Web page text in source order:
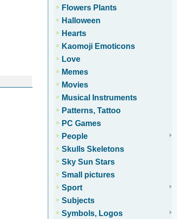
Flowers Plants
Halloween
Hearts
Kaomoji Emoticons
Love
Memes
Movies
Musical Instruments
Patterns, Tattoo
PC Games
People
Skulls Skeletons
Sky Sun Stars
Small pictures
Sport
Subjects
Symbols, Logos